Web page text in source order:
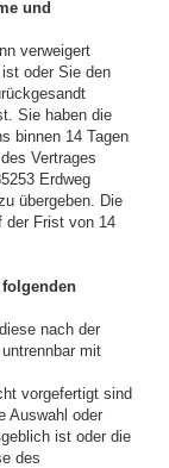
und
verweigert
oder Sie den
Sie haben die
binnen 14 Tagen
Vertrages
Erdweg
übergeben. Die
der Frist von 14
nach der
mit
vorgefertigt sind
Auswahl oder
ist oder die
des